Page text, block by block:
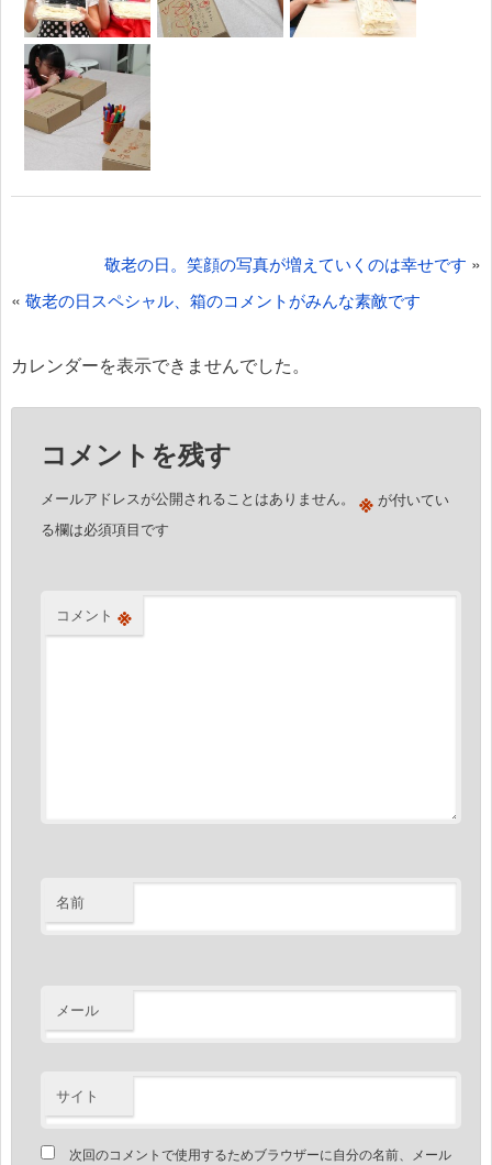
稿
ビ
敬老の日。笑顔の写真が増えていくのは幸せです »
« 敬老の日スペシャル、箱のコメントがみんな素敵です
カレンダーを表示できませんでした。
コメントを残す
メールアドレスが公開されることはありません。 ※ が付いてい
る欄は必須項目です
コメント ※
名前
メール
サイト
次回のコメントで使用するためブラウザーに自分の名前、メール